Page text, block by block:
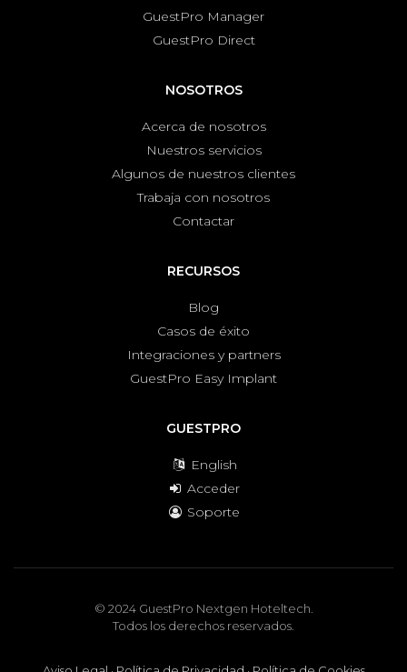
GuestPro Manager
GuestPro Direct
NOSOTROS
Acerca de nosotros
Nuestros servicios
Algunos de nuestros clientes
Trabaja con nosotros
Contactar
RECURSOS
Blog
Casos de éxito
Integraciones y partners
GuestPro Easy Implant
GUESTPRO
English
Acceder
Soporte
© 2024 GuestPro Nextgen Hoteltech.
Todos los derechos reservados.